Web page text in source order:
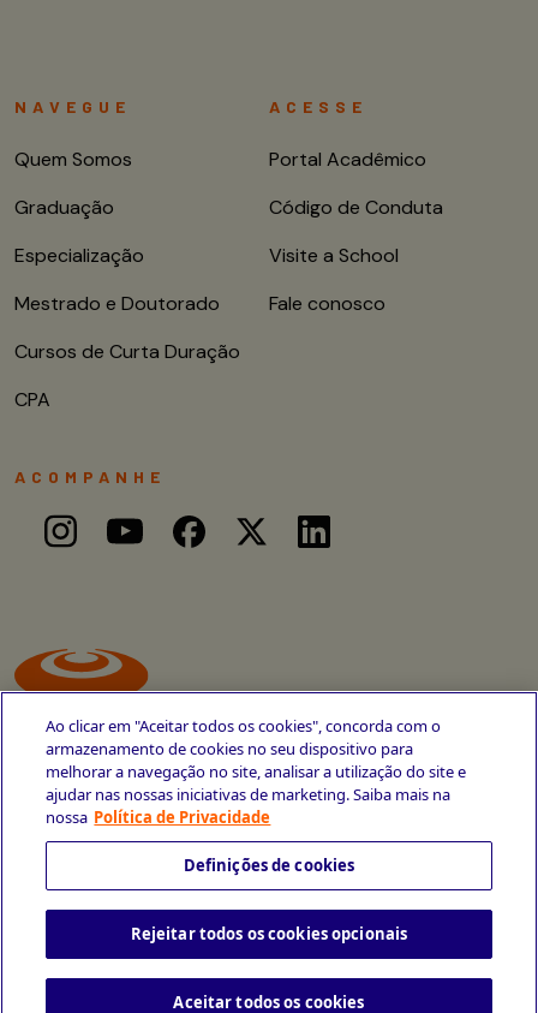
Avenida Cais do Apolo, 77
+55 81 3419-6700
Política de Privacidade Portal da Privacidade
NAVEGUE
Quem Somos
Graduação
Especialização
Mestrado e Doutorado
Cursos de Curta Duração
CPA
ACESSE
Portal Acadêmico
Código de Conduta
Visite a School
Fale conosco
ACOMPANHE
Ao clicar em "Aceitar todos os cookies", concorda com o
armazenamento de cookies no seu dispositivo para
melhorar a navegação no site, analisar a utilização do site e
ajudar nas nossas iniciativas de marketing. Saiba mais na
nossa Política de Privacidade
Definições de cookies
Rejeitar todos os cookies opcionais
Aceitar todos os cookies